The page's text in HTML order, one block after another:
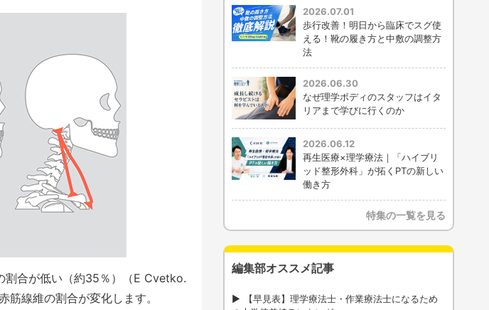
合が低い（約35％）（E Cvetko.
線維の割合が変化します。
2026.07.01
歩行改善！明日から臨床でスグ使
える！靴の履き方と中敷の調整方
法
2026.06.30
なぜ理学ボディのスタッフはイタ
リアまで学びに行くのか
2026.06.12
再生医療×理学療法｜「ハイブリ
ッド整形外科」が拓くPTの新しい
働き方
特集の一覧を見る
編集部オススメ記事
【早見表】理学療法士・作業療法士になるため